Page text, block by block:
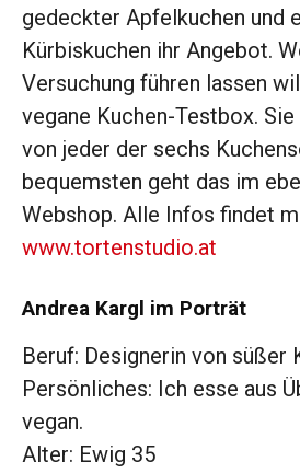
gedeckter Apfelkuchen und
Kürbiskuchen ihr Angebot.
Versuchung führen lassen
vegane Kuchen-Testbox.
von jeder der sechs
bequemsten geht das im
Web­shop. Alle Infos findet
www.tortenstudio.at
Andrea Kargl im Porträt
Beruf: Designerin von süßer
Persönliches: Ich esse aus
vegan.
Alter: Ewig 35